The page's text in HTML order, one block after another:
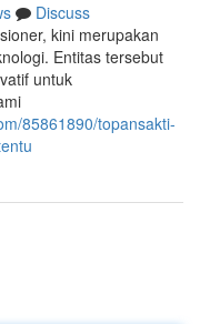
Discuss
kini merupakan
Entitas tersebut
untuk
85861890/topansakti-